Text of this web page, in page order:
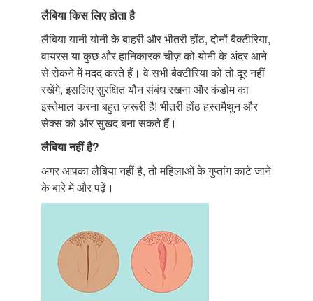
लैबियाकिसलिएहोताहै
लैबिया यानी योनी के बाहरी और भीतरी होंठ, दोनों बैक्टीरिया,
वायरस या कुछ और हानिकारक चीज़ को योनी के अंदर आने
से रोकने में मदद करते हैं। वे सभी बैक्टीरिया को तो दूर नहीं
रखेंगे, इसलिए सुरक्षित यौन संबंध रखना और कंडोम का
इस्तेमाल करना बहुत ज़रूरी है! भीतरी होंठ हस्तमैथुन और
सेक्स को और सुखद बना सकते हैं।
लैबियानहींहै?
अगर आपका लैबिया नहीं है, तो महिलाओं के गुप्तांग काटे जाने
के बारे में और पढ़ें।